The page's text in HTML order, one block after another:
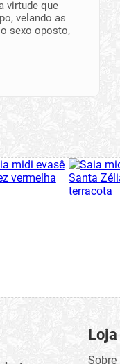
virtude que
velando as
sexo oposto,
Sobre